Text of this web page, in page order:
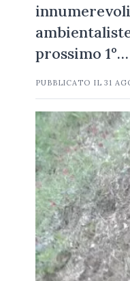
prossimo 1°…
PUBBLICATO IL31